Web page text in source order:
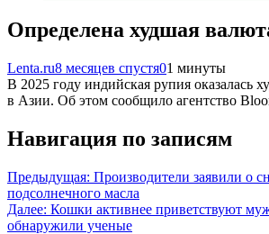
Определена худшая
Lenta.ru8 месяцев спустя01 минуты
В 2025 году индийская рупия оказалась
в Азии. Об этом сообщило агентство
Навигация по записям
Предыдущая: Производители заявили о
подсолнечного масла
Далее: Кошки активнее приветствуют
обнаружили ученые